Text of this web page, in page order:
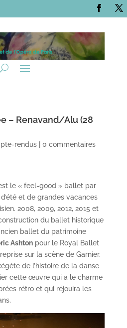
– Renavand/Alu (28
rendus| 0 commentaires
le « feel-good » ballet par
et de grandes vacances
2008, 2009, 2012, 2015 et
du ballet historique
ballet du patrimoine
Ashtonpour le Royal Ballet
sur la scène de Garnier.
de l’histoire de la danse
cette œuvre qui a le charme
rétro et qui réjouira les